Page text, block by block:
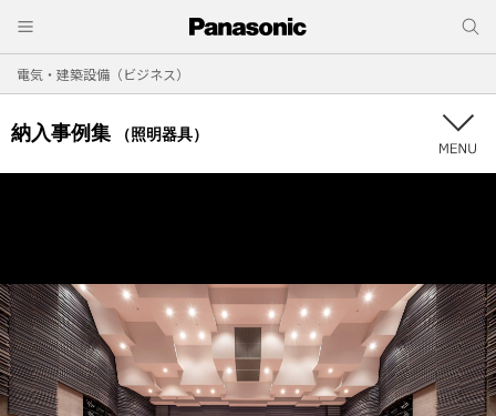
電気・建築設備（ビジネス）
納入事例集 （照明器具）